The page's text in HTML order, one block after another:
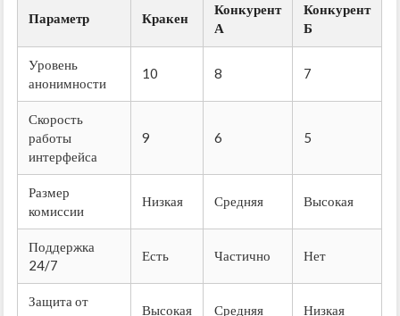
Параметр Кракен
Конкурент
А
Конкурент
Б
Уровень
анонимности
10 8 7
Скорость
работы
интерфейса
9 6 5
Размер
комиссии
Низкая Средняя Высокая
Поддержка
24/7
Есть Частично Нет
Защита от
Высокая Средняя Низкая